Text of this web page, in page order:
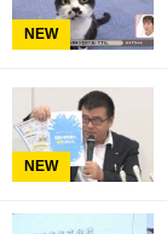
NEW
NEW